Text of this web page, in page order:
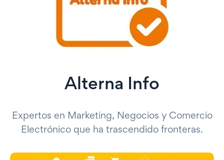
Alterna Info
Expertos en Marketing, Negocios y Comercio
Electrónico que ha trascendido fronteras.